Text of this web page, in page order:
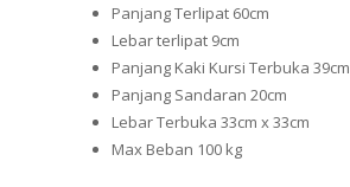
Panjang Terlipat 60cm
Lebar terlipat 9cm
Panjang Kaki Kursi Terbuka 39cm
Panjang Sandaran 20cm
Lebar Terbuka 33cm x 33cm
Max Beban 100 kg